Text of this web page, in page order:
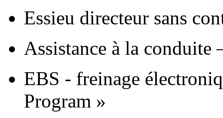
Essieu directeur sans
Assistance à la
EBS - freinage
Program »